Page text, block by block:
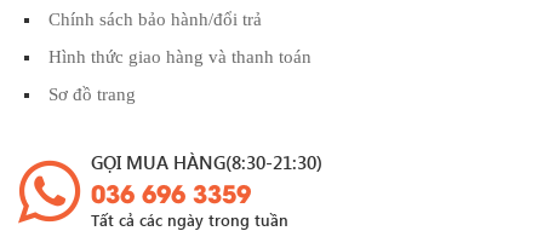
Chính sách bảo hành/đổi trả
Hình thức giao hàng và thanh toán
Sơ đồ trang
GỌI MUA HÀNG(8:30-21:30)
036 696 3359
Tất cả các ngày trong tuần